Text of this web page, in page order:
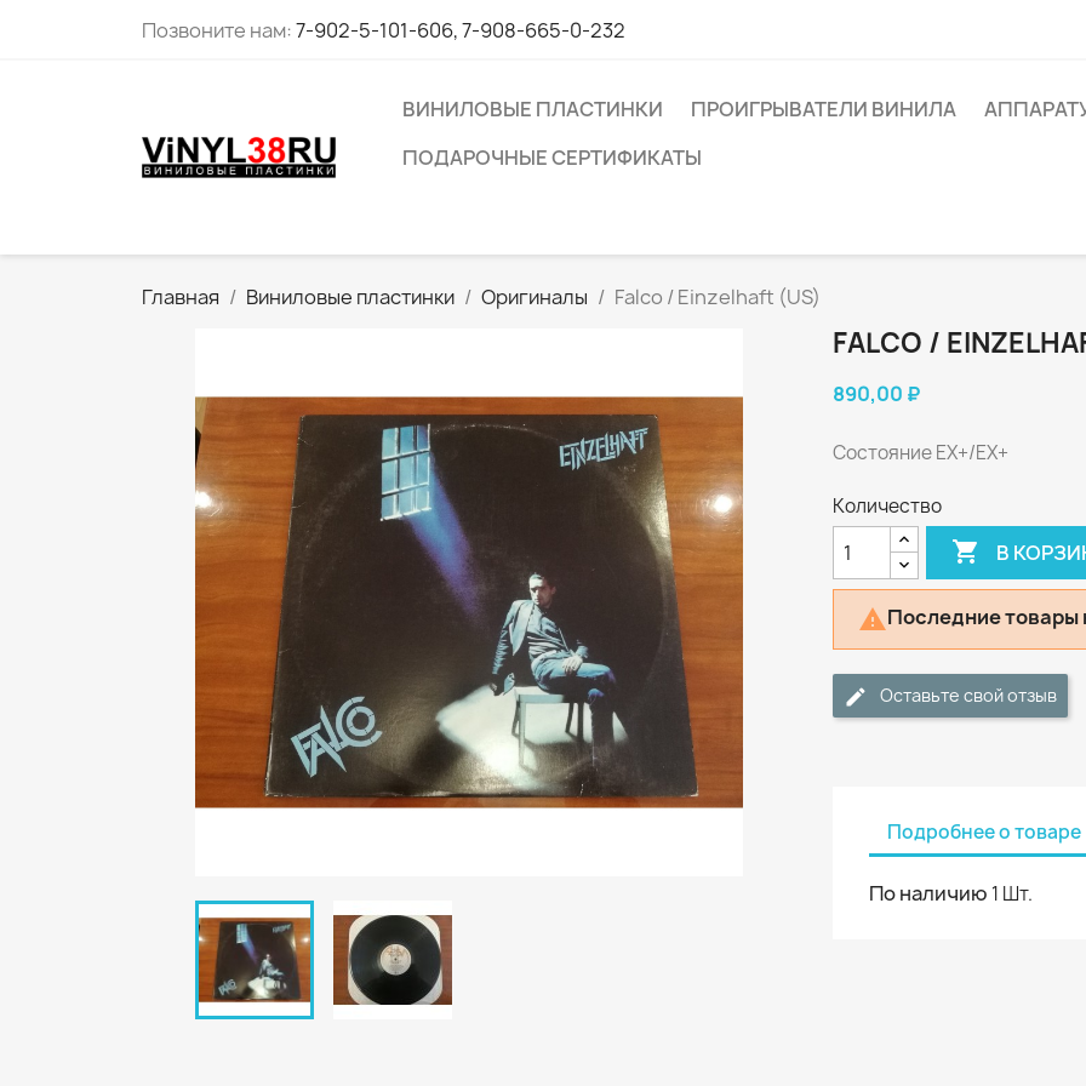
Позвоните нам:7-902-5-101-606, 7-908-665-0-232
ВИНИЛОВЫЕ ПЛАСТИНКИ ПРОИГРЫВАТЕЛИ ВИНИЛА
ПОДАРОЧНЫЕ СЕРТИФИКАТЫ
Главная Виниловые пластинки Оригиналы Falco / Einzelhaft (US)
FALCO /
890,00 ₽
Состояние EX+/EX+
Количество
 В
Последние товары
Оставьте свой отзыв
Подробнее о товаре
По наличию 1 Шт.